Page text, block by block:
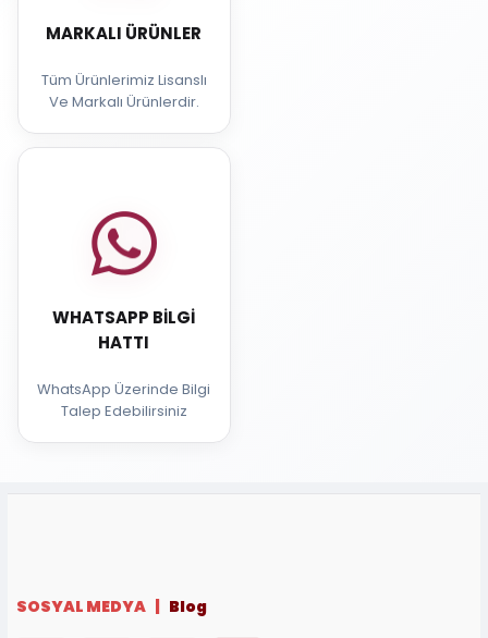
MARKALI ÜRÜNLER
Tüm Ürünlerimiz Lisanslı
Ve Markalı Ürünlerdir.
WHATSAPP BILGI
HATTI
WhatsApp Üzerinde Bilgi
Talep Edebilirsiniz
SOSYAL MEDYA | Blog